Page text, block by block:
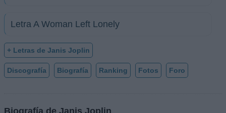
Letra A Woman Left Lonely
+ Letras de Janis Joplin
Discografía Biografía Ranking Fotos Foro
Biografía de Janis Joplin